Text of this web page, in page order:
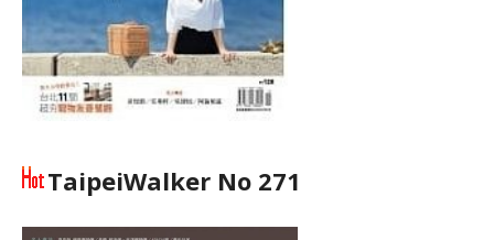
TaipeiWalker No 271